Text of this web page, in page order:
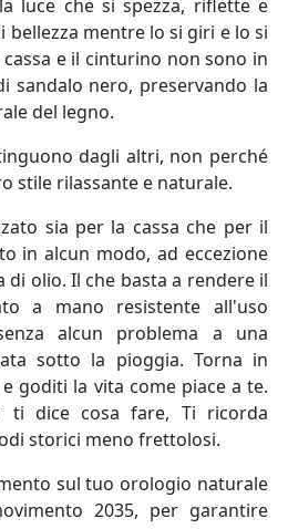
luce che si spezza, riflette e
mentre lo si giri e lo si
e il cinturino non sono in
sandalo nero, preservando la
del legno.
dagli altri, non perché
stile rilassante e naturale.
sia per la cassa che per il
in alcun modo, ad eccezione
olio. Il che basta a rendere il
a mano resistente all'uso
alcun problema a una
sotto la pioggia. Torna in
goditi la vita come piace a te.
ti dice cosa fare, Ti ricorda
storici meno frettolosi.
sul tuo orologio naturale
2035, per garantire